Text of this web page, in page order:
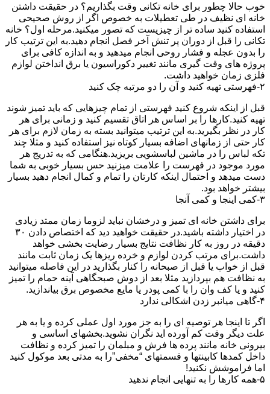
خوب حالا چطور برای خانه تکانی وقت بگذاریم؟ در حقیقت داشتن
خانه ای نظیف در طی تعطیلات به خصوص اگر از روش صحیحی
استفاده کنید ساده تر از چیزیست که تصور میکنید.مرحله اول؟ خانه
تکانی را قبل از دوران پر تنش آخر فصل انجام دهید.به این ترتیب کار
را بدون عجله و فشار روحی انجام میدهید و به اندازه کافی برای
پروژه های وقت گیری مانند تغییر دکوراسیون یا برق انداختن لوازم
فلزی زمان خواهید داشت.
۲-فهرستی تهیه کنید و آن را دو مرتبه چک کنید
قبل از اینکه شروع کنید فهرستی از تمام چیزهایی که باید تمیز شوند
تهیه کنید.کارها را بر اساس هر اتاق تقسیم کنید و زمانی برای هر
کار در نظر بگیرید.به این ترتیب میتوانید بسته به زمان لازم برای هر
کار حتی از زمانهای اضافه بسیار کوتاه نیز استفاده کنید و مثلا چند
تکه لباس را در ماشین لباسشویی بریزید.هنگامی که به تدریج هر
مورد موجود در فهرست را علامت میزنید حس بسیار خوبی به شما
دست میدهد و احتمال اینکه کارتان را تمام و کمال انجام دهید بسیار
بیشتر خواهد بود.
۳-کمی اینجا و کمی آنجا
برای داشتن خانه ای تمیز و درخشان نباید لزوما زمان ممتد زیادی
در اختیار داشته باشید.در حقیقت خواهید دید که اختصاص دادن ۳۰
دقیقه در روز به کار نظافت نتایج بسیار رضایت بخشی خواهد
داشت.برای مرتب کردن لوازم و خرده ریزها یک زمان ثابت مانند
قبل از خواب یا قبل از صبحانه را کنار بگذارید در این فاصله میتوانید
به نظافت هم بپردازید مثلا بعد از دوش صبحگاهی آینه حمام را تمیز
کنید و یا کف وان را با کمی پودر یا مایع مخصوص برق بیاندازید.
۴-گاهی میانبر زدن اشکالی ندارد
اگر تا اینجا هر توصیه ای را به جز مورد اول عملی کرده و یا به هر
علت دیگر وقت کم آورده اید نگران نشوید.بخشهای اساسی و
بیرونی خانه مانند پرده ها فرش و مبلمان را تمیز کرده و نظافت
داخل کمدها کابینتها و قسمتهای “مخفی”را به مدتی بعد موکول کنید
اما فراموشش نکنید!
۵-همه کارها را به تنهایی انجام ندهید